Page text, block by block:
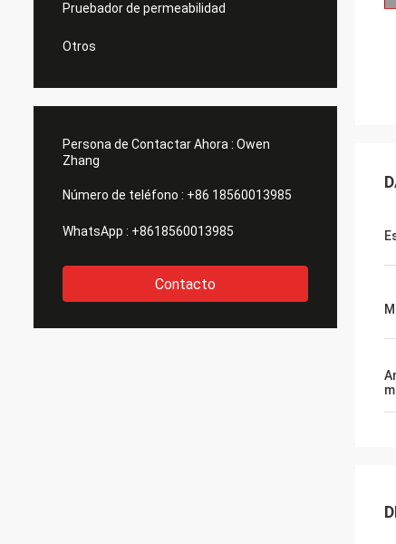
Pruebador de permeabilidad
Otros
Persona de Contactar Ahora : Owen
Zhang
Número de teléfono : +86 18560013985
WhatsApp : +8618560013985
Contacto